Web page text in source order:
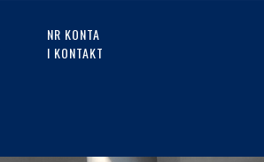
NR KONTA
I KONTAKT